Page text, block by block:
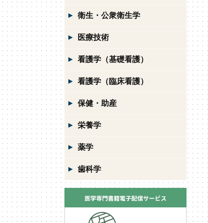
衛生・公衆衛生学
医療技術
看護学（基礎看護）
看護学（臨床看護）
保健・助産
栄養学
薬学
歯科学